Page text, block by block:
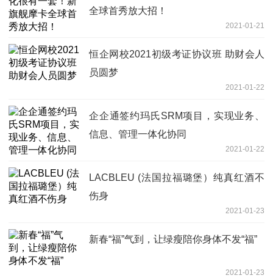
全球首秀放大招！
2021-01-21
恒企网校2021初级考证协议班 助财会人
员圆梦
2021-01-22
企企通签约玛氏SRM项目，实现业务、
信息、管理一体化协同
2021-01-22
LACBLEU (法国拉福璐堡）纯真红酒不
伤身
2021-01-23
新春“福”气到，让绿瘦陪你身体不发“福”
2021-01-23